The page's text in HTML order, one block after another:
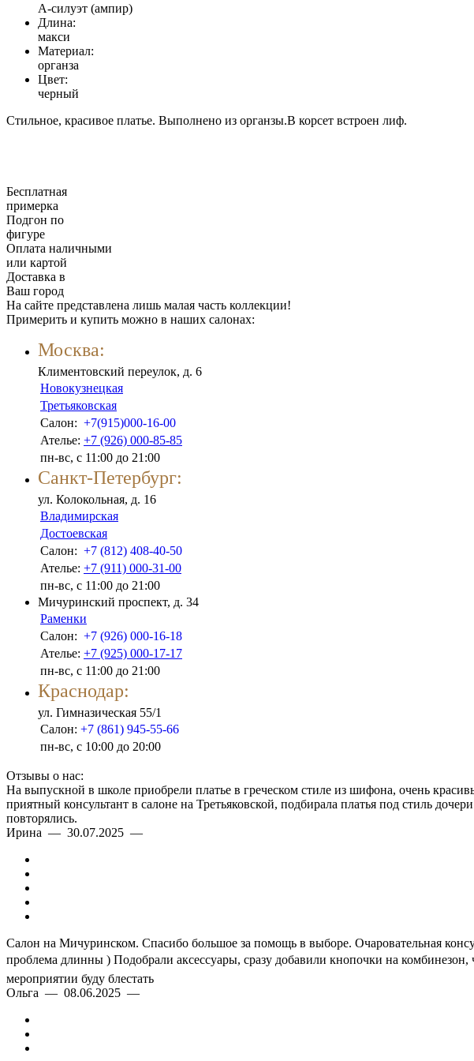
А-силуэт (ампир)
Длина:
макси
Материал:
органза
Цвет:
черный
Стильное, красивое платье. Выполнено из органзы.В корсет встроен лиф.
Бесплатная
примерка
Подгон по
фигуре
Оплата наличными
или картой
Доставка в
Ваш город
На сайте представлена лишь малая часть коллекции!
Примерить и купить можно в наших салонах:
Москва:
Климентовский переулок, д. 6
Новокузнецкая
Третьяковская
Салон: +7(915)000-16-00
Ателье: +7 (926) 000-85-85
пн-вс, с 11:00 до 21:00
Санкт-Петербург:
ул. Колокольная, д. 16
Владимирская
Достоевская
Салон: +7 (812) 408-40-50
Ателье: +7 (911) 000-31-00
пн-вс, с 11:00 до 21:00
Мичуринский проспект, д. 34
Раменки
Салон: +7 (926) 000-16-18
Ателье: +7 (925) 000-17-17
пн-вс, с 11:00 до 21:00
Краснодар:
ул. Гимназическая 55/1
Салон: +7 (861) 945-55-66
пн-вс, с 10:00 до 20:00
Отзывы о нас:
На выпускной в школе приобрели платье в греческом стиле из шифона, очень
приятный консультант в салоне на Третьяковской, подбирала платья под стиль
повторялись.
Ирина — 30.07.2025 —
Салон на Мичуринском. Спасибо большое за помощь в выборе. Очаровательная
проблема длинны ) Подобрали аксессуары, сразу добавили кнопочки на
мероприятии буду блестать
Ольга — 08.06.2025 —